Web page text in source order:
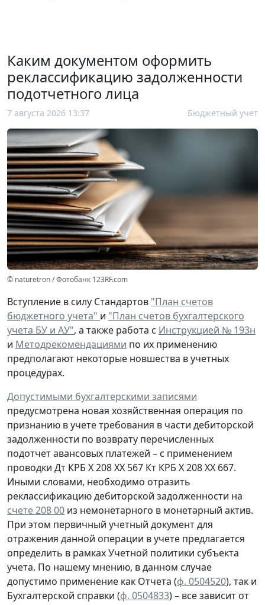
Каким документом оформить
реклассификацию задолженности
подотчетного лица
7 августа 2026 13:37 Бюджетный учет
© naturetron / Фотобанк 123RF.com
Вступление в силу Стандартов "План счетов
бюджетного учета" и "План счетов бухгалтерского
учета БУ и АУ", а также работа с Инструкцией № 193н
и Методрекомендациями по их применению
предполагают некоторые новшества в учетных
процедурах.
Допустимыми бухгалтерскими записями
предусмотрена новая хозяйственная операция по
признанию в учететребования в части дебиторской
задолженности по возврату перечисленных
подотчет авансовых платежей – с применением
проводки Дт КРБ Х 208 ХХ 567 Кт КРБ Х 208 ХХ 667.
Иными словами, необходимо отразить
реклассификацию дебиторской задолженности на
счете 208 00 из немонетарного в монетарный актив.
При этом первичный учетный документ для
отражения данной операции в учете предлагается
определить в рамках Учетной политики субъекта
учета. По нашему мнению, в данном случае
допустимо применение как Отчета (ф. 0504520), так и
Бухгалтерской справки (ф. 0504833) – все зависит от